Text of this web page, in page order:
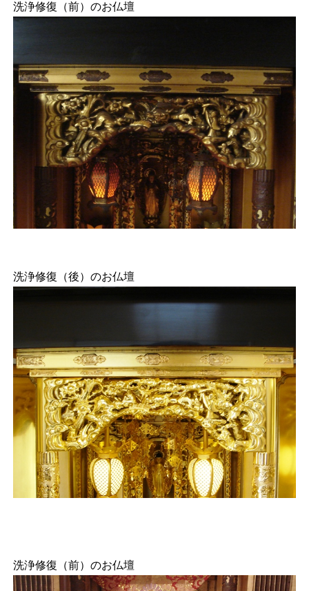
洗浄修復（前）のお仏壇
洗浄修復（後）のお仏壇
洗浄修復（前）のお仏壇